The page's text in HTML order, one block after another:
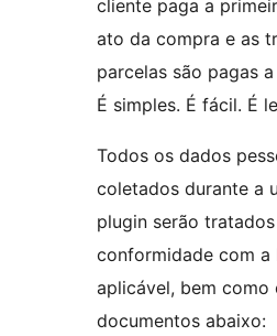
cliente paga a
ato da compra e as
parcelas são pagas
É simples. É fácil. É
Todos os dados
coletados durante a
plugin serão
conformidade com a
aplicável, bem como
documentos abaixo: